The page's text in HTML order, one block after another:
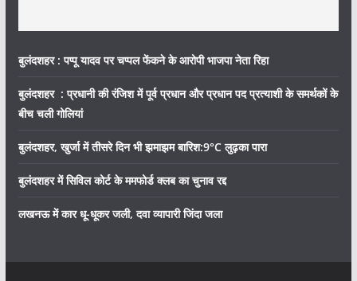
बुलंदशहर : पप्पू यादव पर चप्पल फेंकने के आरोपी भाजपा नेता रिहा
बुलंदशहर : प्रधानी की रंजिश में पूर्व प्रधान और प्रधान पद प्रत्याशी के समर्थकों के
बीच चली गोलियां
बुलंदशहर, खुर्जा में तीसरे दिन भी झमाझम बारिश:9°C लुढ़का पारा
बुलंदशहर में सिविल कोर्ट के ममफोर्ड क्लब का चुनाव रद्द
लखनऊ में कार धू-धूकर जली, दवा व्यापारी जिंदा जला